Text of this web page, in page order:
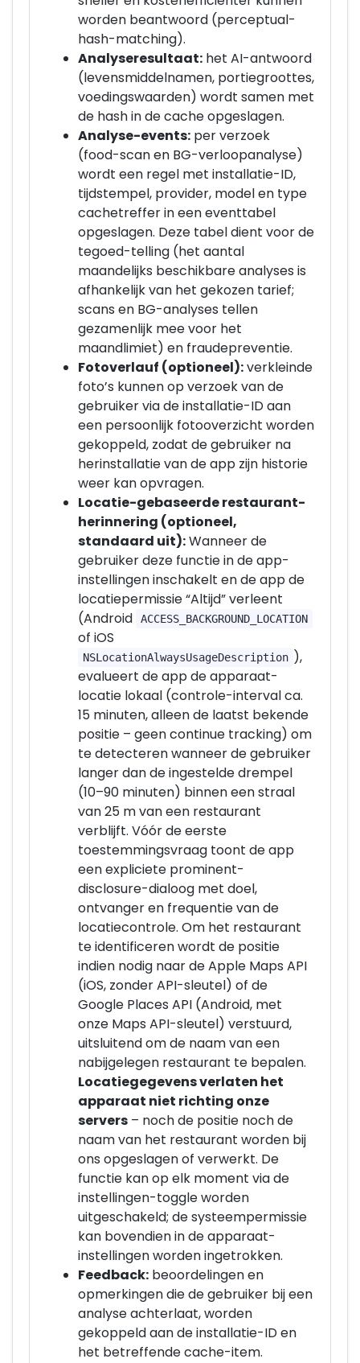
worden beantwoord (perceptual-
hash-matching).
Analyseresultaat: het AI-antwoord
(levensmiddelnamen, portiegroottes,
voedingswaarden) wordt samen met
de hash in de cache opgeslagen.
Analyse-events: per verzoek
(food-scan en BG-verloopanalyse)
wordt een regel met installatie-ID,
tijdstempel, provider, model en type
cachetreffer in een eventtabel
opgeslagen. Deze tabel dient voor de
tegoed-telling (het aantal
maandelijks beschikbare analyses is
afhankelijk van het gekozen tarief;
scans en BG-analyses tellen
gezamenlijk mee voor het
maandlimiet) en fraudepreventie.
Fotoverlauf (optioneel):verkleinde
foto’s kunnen op verzoek van de
gebruiker via de installatie-ID aan
een persoonlijk fotooverzicht worden
gekoppeld, zodat de gebruiker na
herinstallatie van de app zijn historie
weer kan opvragen.
Locatie-gebaseerde restaurant-
herinnering (optioneel,
standaard uit):Wanneer de
gebruiker deze functie in de app-
instellingen inschakelt en de app de
locatiepermissie “Altijd” verleent
(Android
ACCESS_BACKGROUND_LOCATION
of iOS
NSLocationAlwaysUsageDescription ),
evalueert de app de apparaat-
locatie lokaal (controle-interval ca.
15 minuten, alleen de laatst bekende
positie – geen continue tracking) om
te detecteren wanneer de gebruiker
langer dan de ingestelde drempel
(10–90 minuten) binnen een straal
van 25 m van een restaurant
verblijft. Vóór de eerste
toestemmingsvraag toont de app
een expliciete prominent-
disclosure-dialoog met doel,
ontvanger en frequentie van de
locatiecontrole. Om het restaurant
te identificeren wordt de positie
indien nodig naar de Apple Maps API
(iOS, zonder API-sleutel) of de
Google Places API (Android, met
onze Maps API-sleutel) verstuurd,
uitsluitend om de naam van een
nabijgelegen restaurant te bepalen.
Locatiegegevens verlaten het
apparaat niet richting onze
servers – noch de positie noch de
naam van het restaurant worden bij
ons opgeslagen of verwerkt. De
functie kan op elk moment via de
instellingen-toggle worden
uitgeschakeld; de systeempermissie
kan bovendien in de apparaat-
instellingen worden ingetrokken.
Feedback: beoordelingen en
opmerkingen die de gebruiker bij een
analyse achterlaat, worden
gekoppeld aan de installatie-ID en
het betreffende cache-item.